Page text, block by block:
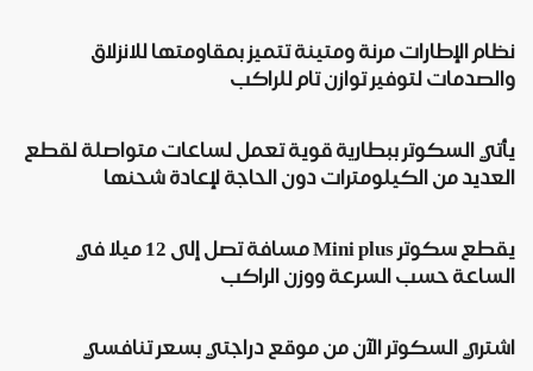
نظام الإطارات مرنة ومتينة تتميز بمقاومتها للانزلاق
والصدمات لتوفير توازن تام للراكب
يأتي السكوتر ببطارية قوية تعمل لساعات متواصلة لقطع
العديد من الكيلومترات دون الحاجة لإعادة شحنها
يقطع سكوتر Mini plus مسافة تصل إلى 12 ميلا في
الساعة حسب السرعة ووزن الراكب
اشتري السكوتر الآن من موقع دراجتي بسعر تنافسي